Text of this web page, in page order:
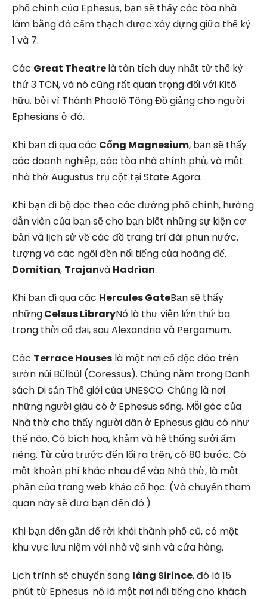
phố chính của Ephesus, bạn sẽ thấy các tòa nhà
làm bằng đá cẩm thạch được xây dựng giữa thế kỷ
1 và 7.
Các Great Theatrelà tàn tích duy nhất từ thế kỷ
thứ 3 TCN, và nó cũng rất quan trọng đối với Kitô
hữu. bởi vì Thánh Phaolô Tông Đồ giảng cho người
Ephesians ở đó.
Khi bạn đi qua các Cổng Magnesium, bạn sẽ thấy
các doanh nghiệp, các tòa nhà chính phủ, và một
nhà thờ Augustus trụ cột tại State Agora.
Khi bạn đi bộ dọc theo các đường phố chính, hướng
dẫn viên của bạn sẽ cho bạn biết những sự kiện cơ
bản và lịch sử về các đồ trang trí đài phun nước,
tượng và các ngôi đền nổi tiếng của hoàng đế.
Domitian, Trajanvà Hadrian.
Khi bạn đi qua các Hercules GateBạn sẽ thấy
nhữngCelsus LibraryNó là thư viện lớn thứ ba
trong thời cổ đại, sau Alexandria và Pergamum.
Các Terrace Houses là một nơi cổ độc đáo trên
sườn núi Bülbül (Coressus). Chúng nằm trong Danh
sách Di sản Thế giới của UNESCO. Chúng là nơi
những người giàu có ở Ephesus sống. Mỗi góc của
Nhà thờ cho thấy người dân ở Ephesus giàu có như
thế nào. Có bích họa, khảm và hệ thống sưởi ấm
riêng. Từ cửa trước đến lối ra trên, có 80 bước. Có
một khoản phí khác nhau để vào Nhà thờ, là một
phần của trang web khảo cổ học. (Và chuyến tham
quan này sẽ đưa bạn đến đó.)
Khi bạn đến gần để rời khỏi thành phố cũ, có một
khu vực lưu niệm với nhà vệ sinh và cửa hàng.
Lịch trình sẽ chuyển sang làng Sirince, đó là 15
phút từ Ephesus. nó là một nơi nổi tiếng cho khách